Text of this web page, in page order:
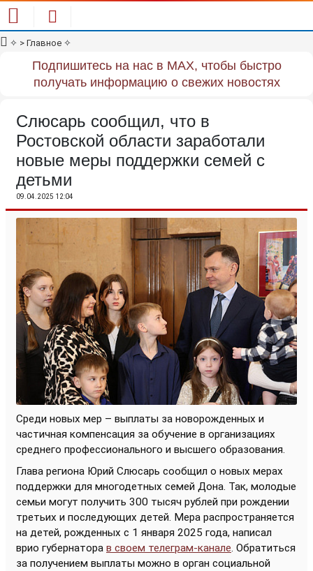
✧ > Главное ✧
Подпишитесь на нас в MAX, чтобы быстро
получать информацию о свежих новостях
Слюсарь сообщил, что в
Ростовской области заработали
новые меры поддержки семей с
детьми
09.04.2025 12:04
Среди новых мер – выплаты за новорожденных и
частичная компенсация за обучение в организациях
среднего профессионального и высшего образования.
Глава региона Юрий Слюсарь сообщил о новых мерах
поддержки для многодетных семей Дона. Так, молодые
семьи могут получить 300 тысяч рублей при рождении
третьих и последующих детей. Мера распространяется
на детей, рожденных с 1 января 2025 года, написал
врио губернатора в своем телеграм-канале. Обратиться
за получением выплаты можно в орган социальной